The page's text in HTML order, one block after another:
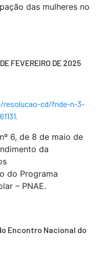
das mulheres no
FEVEREIRO DE 2025
cd/fnde-n-3-
6, de 8 de maio de
da
do Programa
– PNAE.
Encontro Nacional do